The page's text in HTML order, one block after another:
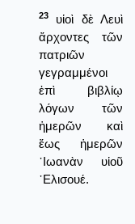
23
υἱοὶ δὲ Λευὶ
ἄρχοντες τῶν
πατριῶν
γεγραμμένοι
ἐπὶ βιβλίῳ
λόγων τῶν
ἡμερῶν καὶ
ἕως ἡμερῶν
᾿Ιωανὰν υἱοῦ
᾿Ελισουέ.